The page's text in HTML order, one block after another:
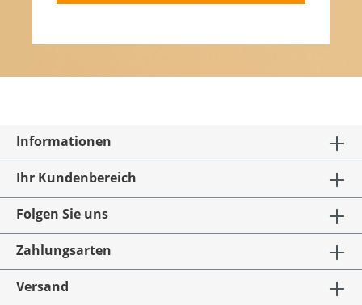
Informationen
Ihr Kundenbereich
Folgen Sie uns
Zahlungsarten
Versand